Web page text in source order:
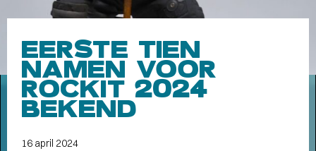
MEET THE BAND:
MUMFORD & SONS
EERSTE TIEN
NAMEN VOOR
ROCKIT 2024
BEKEND
16 april 2024